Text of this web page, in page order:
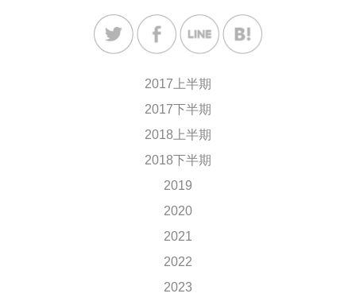
2017上半期
2017下半期
2018上半期
2018下半期
2019
2020
2021
2022
2023